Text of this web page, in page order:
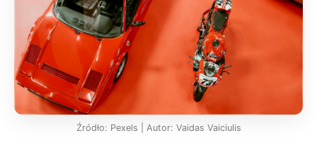
Źródło: Pexels | Autor: Vaidas Vaiciulis